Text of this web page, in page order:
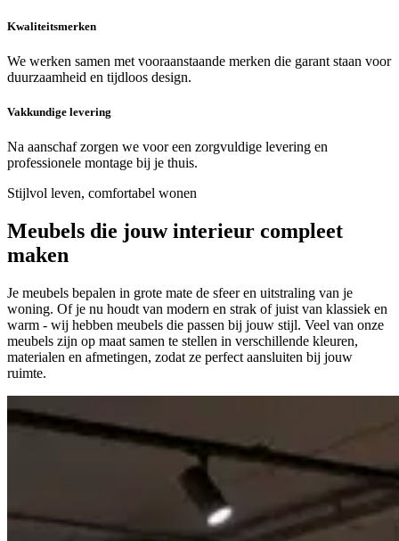
Kwaliteitsmerken
We werken samen met vooraanstaande merken die garant staan voor
duurzaamheid en tijdloos design.
Vakkundige levering
Na aanschaf zorgen we voor een zorgvuldige levering en
professionele montage bij je thuis.
Stijlvol leven, comfortabel wonen
Meubels die jouw interieur compleet
maken
Je meubels bepalen in grote mate de sfeer en uitstraling van je
woning. Of je nu houdt van modern en strak of juist van klassiek en
warm - wij hebben meubels die passen bij jouw stijl. Veel van onze
meubels zijn op maat samen te stellen in verschillende kleuren,
materialen en afmetingen, zodat ze perfect aansluiten bij jouw
ruimte.